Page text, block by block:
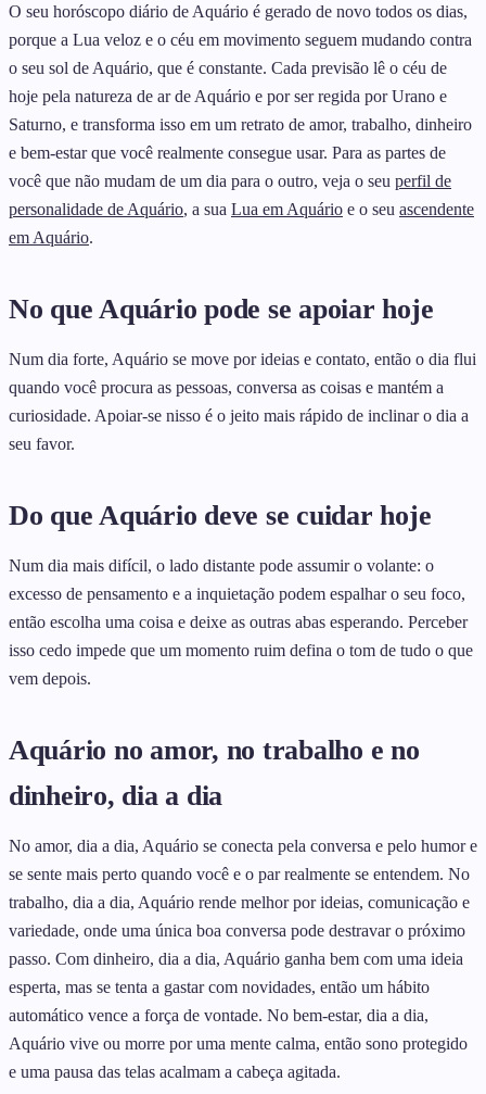
O seu horóscopo diário de Aquário é gerado de novo todos os dias,
porque a Lua veloz e o céu em movimento seguem mudando contra
o seu sol de Aquário, que é constante. Cada previsão lê o céu de
hoje pela natureza de ar de Aquário e por ser regida por Urano e
Saturno, e transforma isso em um retrato de amor, trabalho, dinheiro
e bem-estar que você realmente consegue usar. Para as partes de
você que não mudam de um dia para o outro, veja o seu perfil de
personalidade de Aquário, a sua Lua em Aquário e o seu ascendente
em Aquário.
No que Aquário pode se apoiar hoje
Num dia forte, Aquário se move por ideias e contato, então o dia flui
quando você procura as pessoas, conversa as coisas e mantém a
curiosidade. Apoiar-se nisso é o jeito mais rápido de inclinar o dia a
seu favor.
Do que Aquário deve se cuidar hoje
Num dia mais difícil, o lado distante pode assumir o volante: o
excesso de pensamento e a inquietação podem espalhar o seu foco,
então escolha uma coisa e deixe as outras abas esperando. Perceber
isso cedo impede que um momento ruim defina o tom de tudo o que
vem depois.
Aquário no amor, no trabalho e no
dinheiro, dia a dia
No amor, dia a dia, Aquário se conecta pela conversa e pelo humor e
se sente mais perto quando você e o par realmente se entendem. No
trabalho, dia a dia, Aquário rende melhor por ideias, comunicação e
variedade, onde uma única boa conversa pode destravar o próximo
passo. Com dinheiro, dia a dia, Aquário ganha bem com uma ideia
esperta, mas se tenta a gastar com novidades, então um hábito
automático vence a força de vontade. No bem-estar, dia a dia,
Aquário vive ou morre por uma mente calma, então sono protegido
e uma pausa das telas acalmam a cabeça agitada.